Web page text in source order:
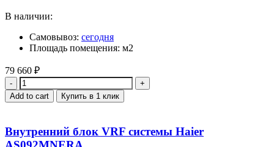
В наличии:
Самовывоз: сегодня
Площадь помещения: м2
79 660 ₽
Quantity
Add to cart Купить в 1 клик
Внутренний блок VRF системы Haier